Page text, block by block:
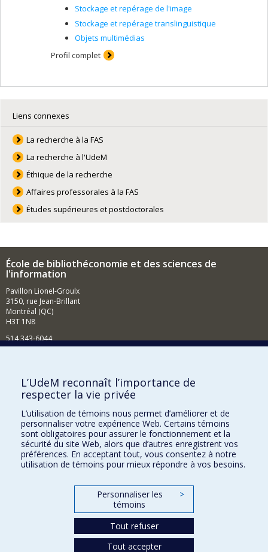
Stockage et repérage de l'image
Stockage et repérage translinguistique
Objets multimédias
Profil complet
Liens connexes
La recherche à la FAS
La recherche à l'UdeM
Éthique de la recherche
Affaires professorales à la FAS
Études supérieures et postdoctorales
École de bibliothéconomie et des sciences de
l'information
Pavillon Lionel-Groulx
3150, rue Jean-Brillant
Montréal (QC)
H3T 1N8
514 343-6044
Comment soutenir l'École?
BESOIN D'AIDE?
Plan du site
Signaler une erreur
Accessibilité
FACULTÉ DES ARTS ET DES SCIENCES
Nos départements et écoles
L’UdeM reconnaît l’importance de
respecter la vie privée
L’utilisation de témoins nous permet d’améliorer et de
personnaliser votre expérience Web. Certains témoins
sont obligatoires pour assurer le fonctionnement et la
sécurité du site Web, alors que d’autres enregistrent vos
préférences. En acceptant tout, vous consentez à notre
utilisation de témoins pour mieux répondre à vos besoins.
Personnaliser les
témoins
>
Tout refuser
Tout accepter